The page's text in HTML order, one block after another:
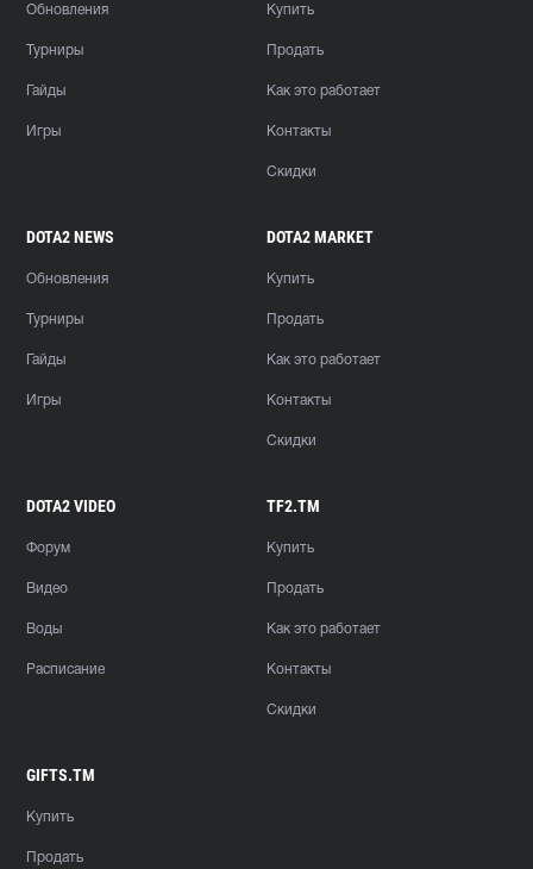
Обновления
Турниры
Гайды
Игры
Купить
Продать
Как это работает
Контакты
Скидки
DOTA2 NEWS
Обновления
Турниры
Гайды
Игры
DOTA2 MARKET
Купить
Продать
Как это работает
Контакты
Скидки
DOTA2 VIDEO
Форум
Видео
Воды
Расписание
TF2.TM
Купить
Продать
Как это работает
Контакты
Скидки
GIFTS.TM
Купить
Продать